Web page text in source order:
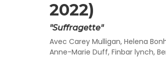
2022)
"Suffragette"
Avec Carey Mulligan, Helena
Anne-Marie Duff, Finbar lynch,